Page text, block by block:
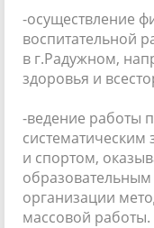
-осуществление
воспитательной
в г.Радужном,
здоровья и
-ведение работы
систематическим
и спортом,
организации
массовой работы.